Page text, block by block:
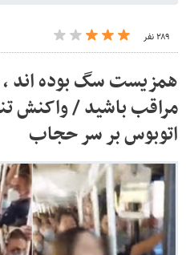
۲۸۹ نفر
همزیست سگ بوده اند ،
مراقب باشید / واکنش
اتوبوس بر سر حجاب